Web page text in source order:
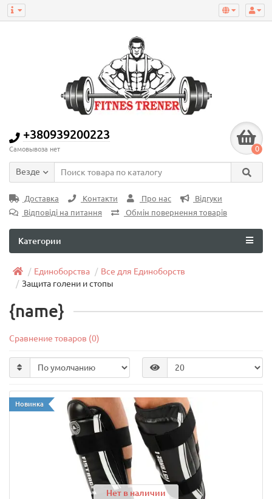
+380939200223
Самовывоза нет 0
Везде
Доставка Контакти Про нас
Відгуки
Відповіді на питання
Обмін повернення товарів
Категории
Единоборства
Все для Единоборств
Защита голени и стопы
{name}
Сравнение товаров (0)
Новинка
Нет в наличии